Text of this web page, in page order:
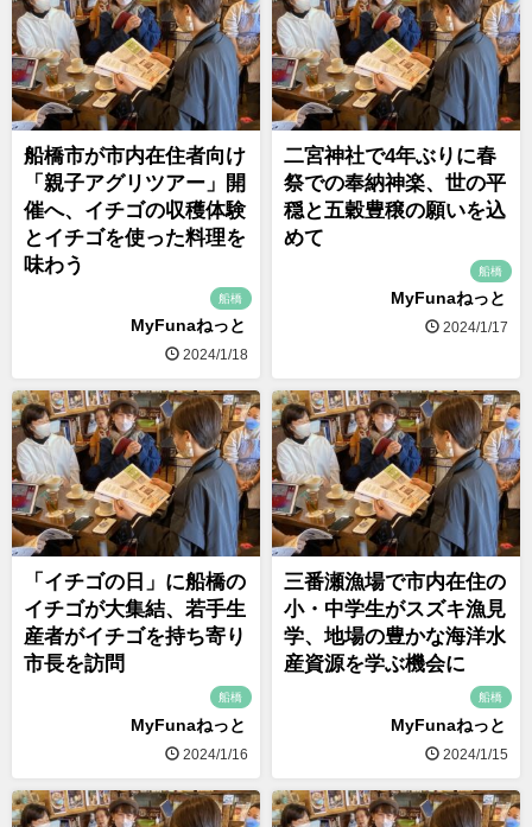
船橋市が市内在住者向け
「親子アグリツアー」開
催へ、イチゴの収穫体験
とイチゴを使った料理を
味わう
船橋
MyFunaねっと
2024/1/18
二宮神社で4年ぶりに春
祭での奉納神楽、世の平
穏と五穀豊穣の願いを込
めて
船橋
MyFunaねっと
2024/1/17
「イチゴの日」に船橋の
イチゴが大集結、若手生
産者がイチゴを持ち寄り
市長を訪問
船橋
MyFunaねっと
2024/1/16
三番瀬漁場で市内在住の
小・中学生がスズキ漁見
学、地場の豊かな海洋水
産資源を学ぶ機会に
船橋
MyFunaねっと
2024/1/15